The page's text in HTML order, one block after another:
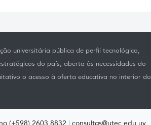
universitária pública de perfil tecnológico,
do país, aberta às necessidades do
o acesso à oferta educativa no interior do
(+598) 2603 8832 | consultas@utec.edu.uy